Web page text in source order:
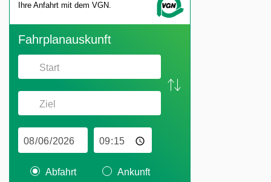
Ihre An­fahrt mit dem VGN.
Fahr­plan­aus­kunft
Abfahrt Ankunft